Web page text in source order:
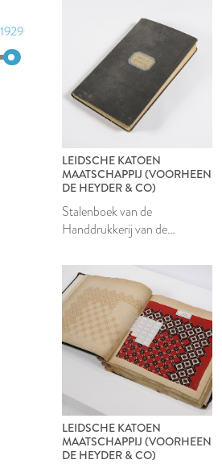
1929
1950
LEIDSCHE KATOEN
MAATSCHAPPIJ (VOORHEEN
DE HEYDER & CO)
Stalenboek van de
Handdrukkerij van de
Maatschappij
LEIDSCHE KATOEN
MAATSCHAPPIJ (VOORHEEN
DE HEYDER & CO)